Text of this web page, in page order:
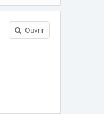
Ouvrir